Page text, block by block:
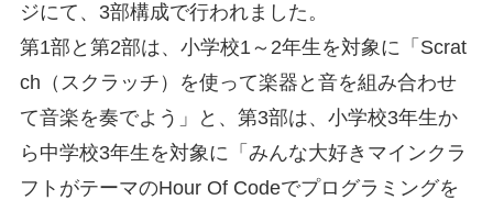
ジにて、3部構成で行われました。
第1部と第2部は、小学校1～2年生を対象に「Scrat
ch（スクラッチ）を使って楽器と音を組み合わせ
て音楽を奏でよう」と、第3部は、小学校3年生か
ら中学校3年生を対象に「みんな大好きマインクラ
フトがテーマのHour Of Codeでプログラミングを